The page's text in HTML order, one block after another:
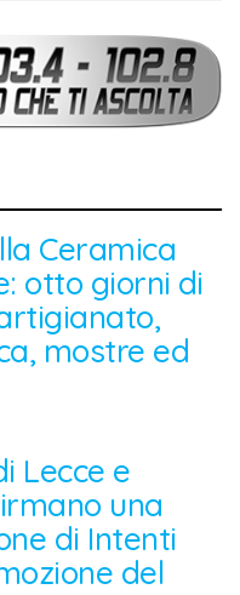
Ceramica
otto giorni di
mostre ed
Lecce e
una
di Intenti
del